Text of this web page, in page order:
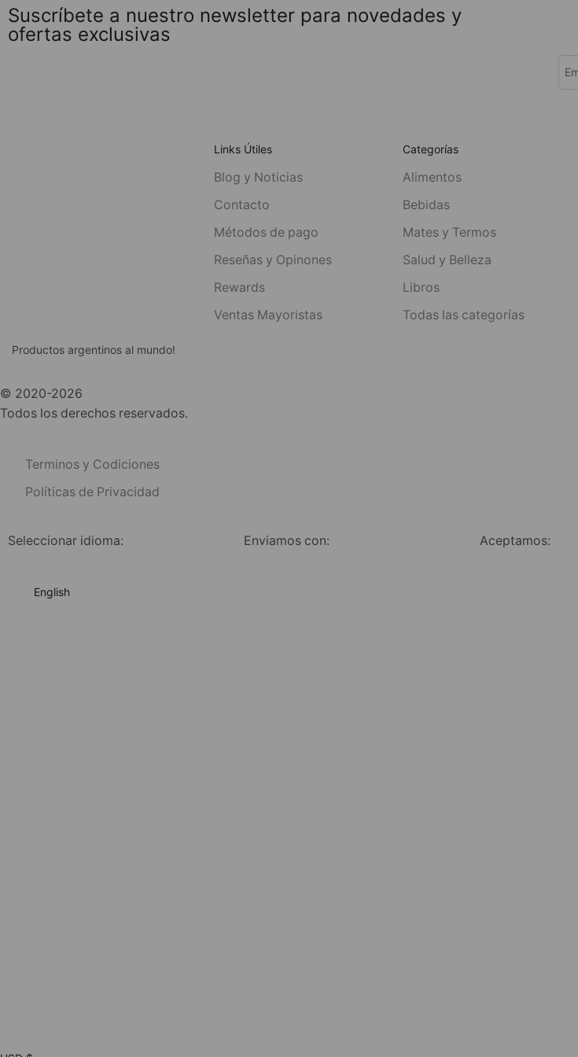
Suscríbete a nuestro newsletter para novedades y
ofertas exclusivas
Productos argentinos al mundo!
© 2020-2026
Todos los derechos reservados.
Terminos y Codiciones
Políticas de Privacidad
Links Útiles
Blog y Noticias
Contacto
Métodos de pago
Reseñas y Opinones
Rewards
Ventas Mayoristas
Categorías
Alimentos
Bebidas
Mates y Termos
Salud y Belleza
Libros
Todas las categorías
Seleccionar idioma:
English
Enviamos con: Aceptamos: